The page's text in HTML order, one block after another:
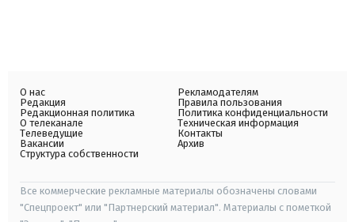
О нас
Редакция
Редакционная политика
О телеканале
Телеведущие
Вакансии
Структура собственности
Рекламодателям
Правила пользования
Политика конфиденциальности
Техническая информация
Контакты
Архив
Все коммерческие рекламные материалы обозначены словами
"Спецпроект" или "Партнерский материал". Материалы с пометкой